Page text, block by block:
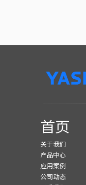
首页
关于我们
产品中心
应用案例
公司动态